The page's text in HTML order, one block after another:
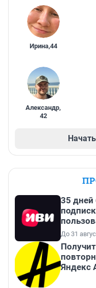
Ирина,44
Александр,
42
35 дней
До 31
Яндекс